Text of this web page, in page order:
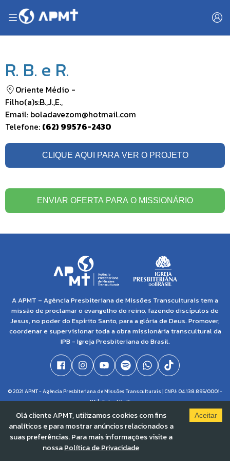
R. B. e R.
Oriente Médio -
Filho(a)s:B.,J.,E.,
Email: boladavezom@hotmail.com
Telefone: (62) 99576-2430
CLIQUE AQUI PARA VER O PROJETO
ENVIAR OFERTA PARA O MISSIONÁRIO
A APMT – Agência Presbiteriana de Missões Transculturais tem a
missão de proclamar o evangelho do reino, fazendo discípulos de
Jesus, no poder do Espírito Santo, para a glória de Deus. Promover,
coordenar e supervisionar toda a obra missionária transcultural da
IPB - Igreja Presbiteriana do Brasil.
© 2021 APMT - Agência Presbiteriana de Missões Transculturais | CNPJ: 04.138.895/0001-
86 | Solved By Pippa
Olá cliente APMT, utilizamos cookies com fins
analíticos e para mostrar anúncios relacionados a
suas preferências. Para mais informações visite a
nossaPolítica de Privacidade
Aceitar